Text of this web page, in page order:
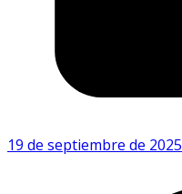
19 de septiembre de 2025